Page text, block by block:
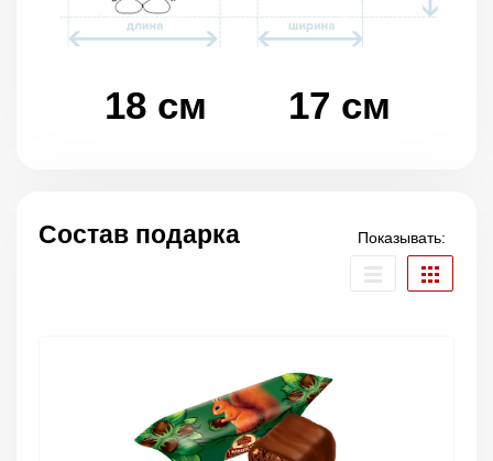
18 см 17 см
Состав подарка Показывать: